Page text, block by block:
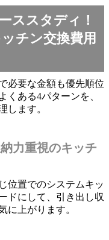
ススタディ！
チン交換費用
必要な金額も優先順位
くある4パターンを、
します。
力重視のキッチ
位置でのシステムキッ
ドにして、引き出し収
に上がります。